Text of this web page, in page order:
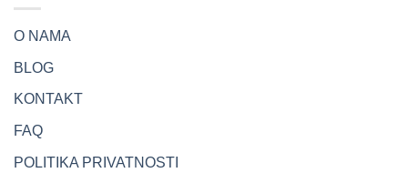
O NAMA
BLOG
KONTAKT
FAQ
POLITIKA PRIVATNOSTI